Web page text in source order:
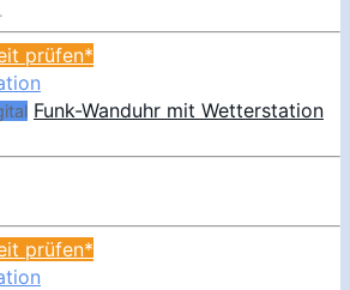
prüfen*
Funk-Wanduhr mit Wetterstation
prüfen*